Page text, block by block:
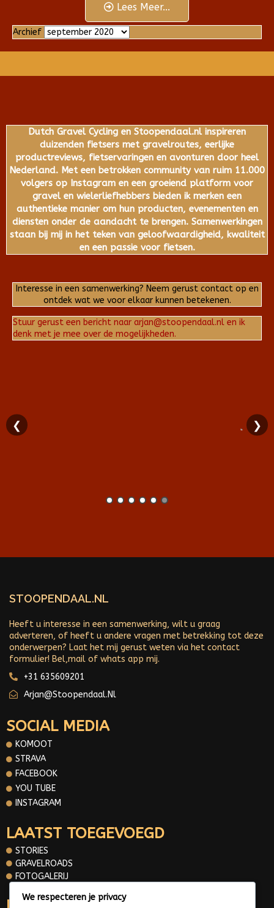
Lees Meer...
Archief Archief
Dutch Gravel Cycling en Stoopendaal.nl inspireren
duizenden fietsers met gravelroutes, eerlijke
productreviews, fietservaringen en avonturen door heel
Nederland. Met een betrokken community van ruim 11.000
volgers op Instagram en een groeiend platform voor
gravel en wielerliefhebbers bieden ik merken een
authentieke manier om hun producten, evenementen en
diensten onder de aandacht te brengen. Samenwerkingen
staan bij mij in het teken van geloofwaardigheid, kwaliteit
en een passie voor fietsen.
Interesse in een samenwerking? Neem gerust contact op en
ontdek wat we voor elkaar kunnen betekenen.
Stuur gerust een bericht naar arjan@stoopendaal.nl en ik
denk met je mee over de mogelijkheden.
❮ ❯
STOOPENDAAL.NL
Heeft u interesse in een samenwerking, wilt u graag
adverteren, of heeft u andere vragen met betrekking tot deze
onderwerpen? Laat het mij gerust weten via het contact
formulier! Bel,mail of whats app mij.
+31 635609201
Arjan@stoopendaal.nl
SOCIAL MEDIA
KOMOOT
STRAVA
FACEBOOK
YOU TUBE
INSTAGRAM
LAATST TOEGEVOEGD
STORIES
GRAVELROADS
FOTOGALERIJ
We respecteren je privacy